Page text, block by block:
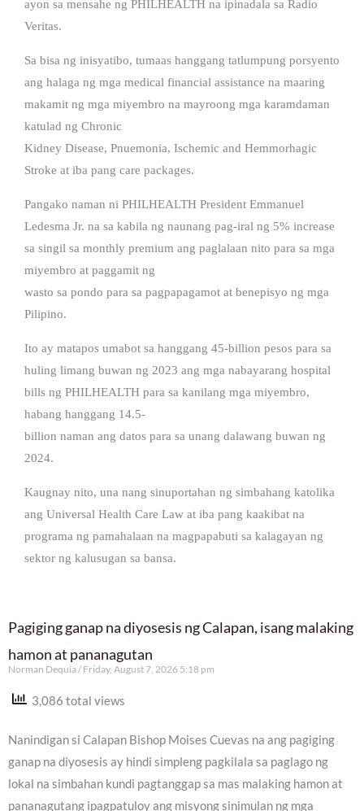
ayon sa mensahe ng PHILHEALTH na ipinadala sa Radio
Veritas.
Sa bisa ng inisyatibo, tumaas hanggang tatlumpung porsyento
ang halaga ng mga medical financial assistance na maaring
makamit ng mga miyembro na mayroong mga karamdaman
katulad ng Chronic
Kidney Disease, Pnuemonia, Ischemic and Hemmorhagic
Stroke at iba pang care packages.
Pangako naman ni PHILHEALTH President Emmanuel
Ledesma Jr. na sa kabila ng naunang pag-iral ng 5% increase
sa singil sa monthly premium ang paglalaan nito para sa mga
miyembro at paggamit ng
wasto sa pondo para sa pagpapagamot at benepisyo ng mga
Pilipino.
Ito ay matapos umabot sa hanggang 45-billion pesos para sa
huling limang buwan ng 2023 ang mga nabayarang hospital
bills ng PHILHEALTH para sa kanilang mga miyembro,
habang hanggang 14.5-
billion naman ang datos para sa unang dalawang buwan ng
2024.
Kaugnay nito, una nang sinuportahan ng simbahang katolika
ang Universal Health Care Law at iba pang kaakibat na
programa ng pamahalaan na magpapabuti sa kalagayan ng
sektor ng kalusugan sa bansa.
Pagiging ganap na diyosesis ng Calapan, isang malaking
hamon at pananagutan
Norman Dequia Friday, August 7, 2026 5:18 pm
3,086 total views
Nanindigan si Calapan Bishop Moises Cuevas na ang pagiging
ganap na diyosesis ay hindi simpleng pagkilala sa paglago ng
lokal na simbahan kundi pagtanggap sa mas malaking hamon at
pananagutang ipagpatuloy ang misyong sinimulan ng mga